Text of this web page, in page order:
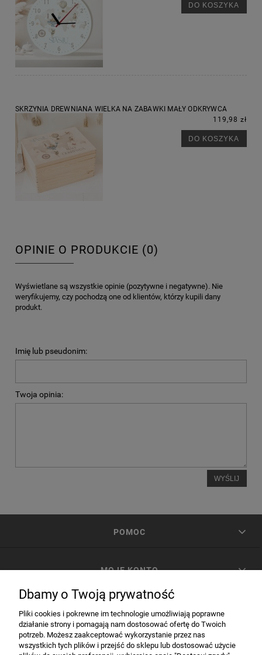
DO KOSZYKA
SKRZYNIA DREWNIANA WIELKA NA ZABAWKI MAŁY ODKRYWCA
119,98 zł
DO KOSZYKA
OPINIE O PRODUKCIE (0)
Wyświetlane są wszystkie opinie (pozytywne i negatywne). Nie
weryfikujemy, czy pochodzą one od klientów, którzy kupili dany
produkt.
Imię lub pseudonim:
Twoja opinia:
WYŚLIJ
POMOC
MOJE KONTO
INFORMACJE
Dbamy o Twoją prywatność
Pliki cookies i pokrewne im technologie umożliwiają poprawne
działanie strony i pomagają nam dostosować ofertę do Twoich
potrzeb. Możesz zaakceptować wykorzystanie przez nas
wszystkich tych plików i przejść do sklepu lub dostosować użycie